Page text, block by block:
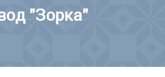
"Зорка"